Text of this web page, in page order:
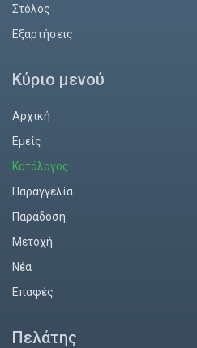
Στόλος
Εξαρτήσεις
Κύριο μενού
Αρχική
Εμείς
Κατάλογος
Παραγγελία
Παράδοση
Mετοχή
Νέα
Επαφές
Πελάτης